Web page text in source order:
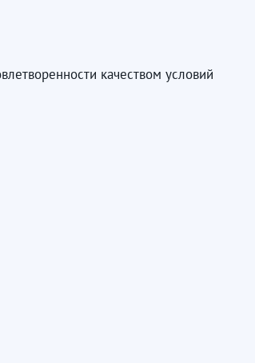
качеством условий